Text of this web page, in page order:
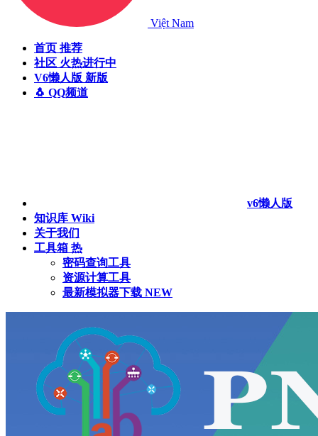
Việt Nam
首页 推荐
社区 火热进行中
V6懒人版 新版
🐧 QQ频道
v6懒人版
知识库 Wiki
关于我们
工具箱 热
密码查询工具
资源计算工具
最新模拟器下载 NEW